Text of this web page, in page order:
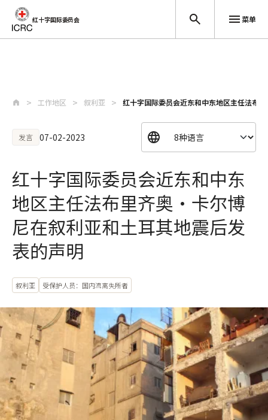
红十字国际委员会 菜单
工作地区 叙利亚 红十字国际委员会近东和中东地区主任法布
发言 07-02-2023
红十字国际委员会近东和中东
地区主任法布里齐奥·卡尔博
尼在叙利亚和土耳其地震后发
表的声明
叙利亚 受保护人员：国内流离失所者